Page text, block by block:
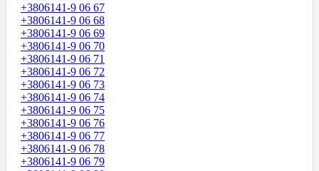
+3806141-9 06 67
+3806141-9 06 68
+3806141-9 06 69
+3806141-9 06 70
+3806141-9 06 71
+3806141-9 06 72
+3806141-9 06 73
+3806141-9 06 74
+3806141-9 06 75
+3806141-9 06 76
+3806141-9 06 77
+3806141-9 06 78
+3806141-9 06 79